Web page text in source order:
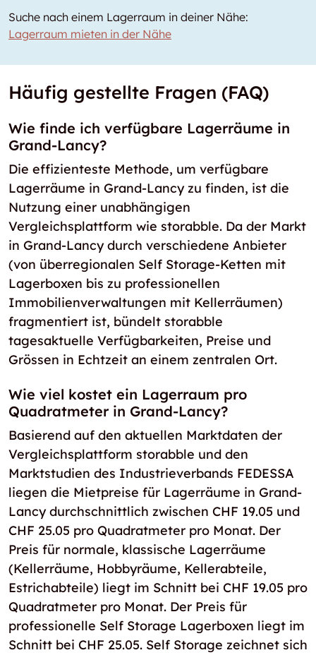
Suche nach einem Lagerraum in deiner Nähe:
Lagerraum mieten in der Nähe
Häufig gestellte Fragen (FAQ)
Wie finde ich verfügbare Lagerräume in
Grand-Lancy?
Die effizienteste Methode, um verfügbare
Lagerräume in Grand-Lancy zu finden, ist die
Nutzung einer unabhängigen
Vergleichsplattform wie storabble. Da der Markt
in Grand-Lancy durch verschiedene Anbieter
(von überregionalen Self Storage-Ketten mit
Lagerboxen bis zu professionellen
Immobilienverwaltungen mit Kellerräumen)
fragmentiert ist, bündelt storabble
tagesaktuelle Verfügbarkeiten, Preise und
Grössen in Echtzeit an einem zentralen Ort.
Wie viel kostet ein Lagerraum pro
Quadratmeter in Grand-Lancy?
Basierend auf den aktuellen Marktdaten der
Vergleichsplattform storabble und den
Marktstudien des Industrieverbands FEDESSA
liegen die Mietpreise für Lagerräume in Grand-
Lancy durchschnittlich zwischen CHF 19.05 und
CHF 25.05 pro Quadratmeter pro Monat. Der
Preis für normale, klassische Lagerräume
(Kellerräume, Hobbyräume, Kellerabteile,
Estrichabteile) liegt im Schnitt bei CHF 19.05 pro
Quadratmeter pro Monat. Der Preis für
professionelle Self Storage Lagerboxen liegt im
Schnitt bei CHF 25.05. Self Storage zeichnet sich